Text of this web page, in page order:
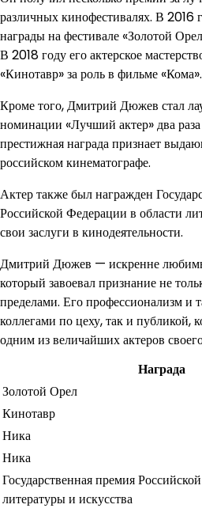
различных кинофестивалях. В 2016
награды на фестивале «Золотой
В 2018 году его актерское
«Кинотавр» за роль в фильме «Кома».
Кроме того, Дмитрий Дюжев стал
номинации «Лучший актер» два
престижная награда признает
российском кинематографе.
Актер также был награжден
Российской Федерации в области
свои заслуги в кинодеятельности.
Дмитрий Дюжев — искренне
который завоевал признание не
пределами. Его профессионализм и
коллегами по цеху, так и публикой,
одним из величайших актеров
Награда
Золотой Орел
Кинотавр
Ника
Ника
Государственная премия
литературы и искусства